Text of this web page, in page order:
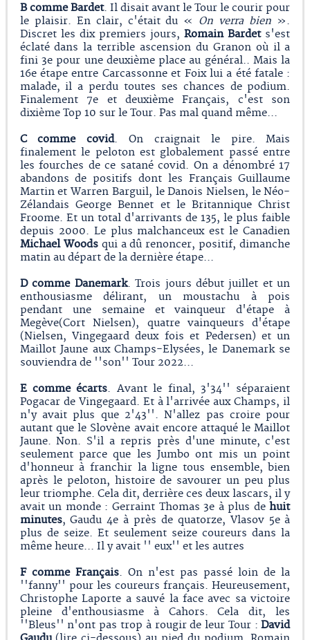
B comme Bardet. Il disait avant le Tour le courir pour
le plaisir. En clair, c'était du « On verra bien ».
Discret les dix premiers jours,Romain Bardets'est
éclaté dans la terrible ascension du Granon où il a
fini 3e pour une deuxième place au général.. Mais la
16e étape entre Carcassonne et Foix lui a été fatale :
malade, il a perdu toutes ses chances de podium.
Finalement 7e et deuxième Français, c'est son
dixième Top 10 sur le Tour. Pas mal quand même...
C comme covid. On craignait le pire. Mais
finalement le peloton est globalement passé entre
les fourches de ce satané covid. On a dénombré 17
abandons de positifs dont les Français Guillaume
Martin et Warren Barguil, le Danois Nielsen, le Néo-
Zélandais George Bennet et le Britannique Christ
Froome. Et un total d'arrivants de 135, le plus faible
depuis 2000. Le plus malchanceux est le Canadien
Michael Woodsqui a dû renoncer, positif, dimanche
matin au départ de la dernière étape...
D comme Danemark. Trois jours début juillet et un
enthousiasme délirant, un moustachu à pois
pendant une semaine et vainqueur d'étape à
Megève(Cort Nielsen), quatre vainqueurs d'étape
(Nielsen, Vingegaard deux fois et Pedersen) et un
Maillot Jaune aux Champs-Elysées, le Danemark se
souviendra de ''son'' Tour 2022...
E comme écarts. Avant le final, 3'34'' séparaient
Pogacar de Vingegaard. Et à l'arrivée aux Champs, il
n'y avait plus que 2'43''. N'allez pas croire pour
autant que le Slovène avait encore attaqué le Maillot
Jaune. Non. S'il a repris près d'une minute, c'est
seulement parce que les Jumbo ont mis un point
d'honneur à franchir la ligne tous ensemble, bien
après le peloton, histoire de savourer un peu plus
leur triomphe. Cela dit, derrière ces deux lascars, il y
avait un monde : Gerraint Thomas 3e à plus dehuit
minutes, Gaudu 4e à près de quatorze, Vlasov 5e à
plus de seize. Et seulement seize coureurs dans la
même heure... Il y avait '' eux'' et les autres
F comme Français. On n'est pas passé loin de la
''fanny'' pour les coureurs français. Heureusement,
Christophe Laporte a sauvé la face avec sa victoire
pleine d'enthousiasme à Cahors. Cela dit, les
''Bleus'' n'ont pas trop à rougir de leur Tour :David